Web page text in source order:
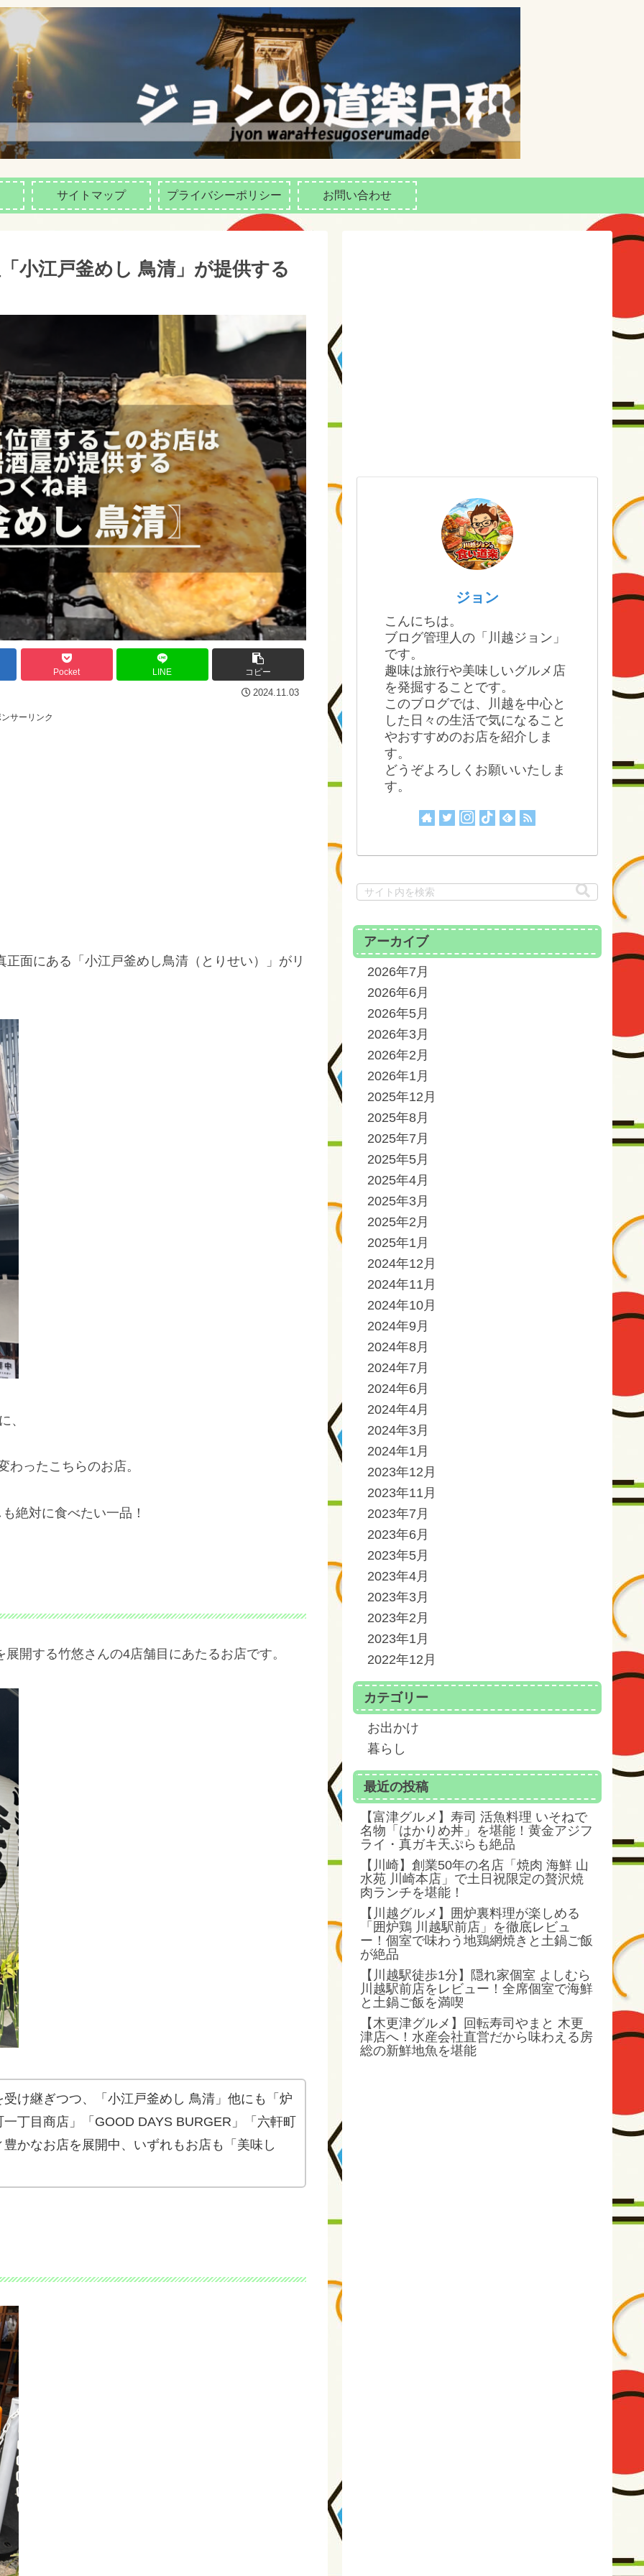
サイトマップ プライバシーポリシー お問い合わせ
小江戸釜めし 鳥清」が提供する
Pocket LINE コピー
2024.11.03
サーリンク
面にある「小江戸釜めし鳥清（とりせい）」がリ
、
ったこちらのお店。
絶対に食べたい一品！
開する竹悠さんの4店舗目にあたるお店です。
け継ぎつつ、「小江戸釜めし 鳥清」他にも「炉
丁目商店」「GOOD DAYS BURGER」「六軒町
かなお店を展開中、いずれもお店も「美味し
ジョン
こんにちは。
ブログ管理人の「川越ジョン」
です。
趣味は旅行や美味しいグルメ店
を発掘することです。
このブログでは、川越を中心と
した日々の生活で気になること
やおすすめのお店を紹介しま
す。
どうぞよろしくお願いいたしま
す。
アーカイブ
2026年7月
2026年6月
2026年5月
2026年3月
2026年2月
2026年1月
2025年12月
2025年8月
2025年7月
2025年5月
2025年4月
2025年3月
2025年2月
2025年1月
2024年12月
2024年11月
2024年10月
2024年9月
2024年8月
2024年7月
2024年6月
2024年4月
2024年3月
2024年1月
2023年12月
2023年11月
2023年7月
2023年6月
2023年5月
2023年4月
2023年3月
2023年2月
2023年1月
2022年12月
カテゴリー
お出かけ
暮らし
最近の投稿
【富津グルメ】寿司 活魚料理 いそねで
名物「はかりめ丼」を堪能！黄金アジフ
ライ・真ガキ天ぷらも絶品
【川崎】創業50年の名店「焼肉 海鮮 山
水苑 川崎本店」で土日祝限定の贅沢焼
肉ランチを堪能！
【川越グルメ】囲炉裏料理が楽しめる
「囲炉鶏 川越駅前店」を徹底レビュ
ー！個室で味わう地鶏網焼きと土鍋ご飯
が絶品
【川越駅徒歩1分】隠れ家個室 よしむら
川越駅前店をレビュー！全席個室で海鮮
と土鍋ご飯を満喫
【木更津グルメ】回転寿司やまと 木更
津店へ！水産会社直営だから味わえる房
総の新鮮地魚を堪能